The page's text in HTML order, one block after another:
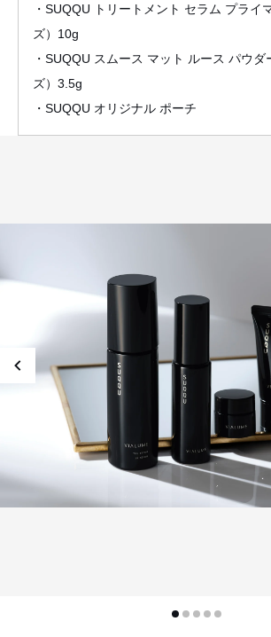
・SUQQU トリートメント セラム プライ
ズ）10g
・SUQQU スムース マット ルース パウダ
ズ）3.5g
・SUQQU オリジナル ポーチ